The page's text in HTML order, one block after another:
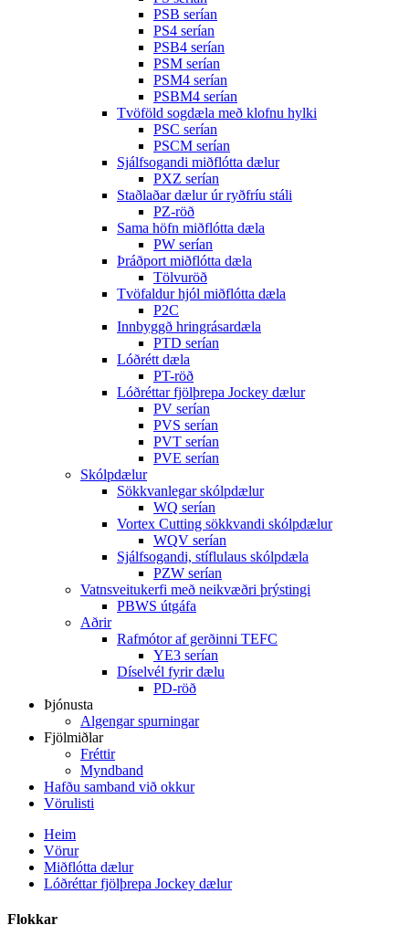
PSB serían
PS4 serían
PSB4 serían
PSM serían
PSM4 serían
PSBM4 serían
Tvöföld sogdæla með klofnu hylki
PSC serían
PSCM serían
Sjálfsogandi miðflótta dælur
PXZ serían
Staðlaðar dælur úr ryðfríu stáli
PZ-röð
Sama höfn miðflótta dæla
PW serían
Þráðport miðflótta dæla
Tölvuröð
Tvöfaldur hjól miðflótta dæla
P2C
Innbyggð hringrásardæla
PTD serían
Lóðrétt dæla
PT-röð
Lóðréttar fjölþrepa Jockey dælur
PV serían
PVS serían
PVT serían
PVE serían
Skólpdælur
Sökkvanlegar skólpdælur
WQ serían
Vortex Cutting sökkvandi skólpdælur
WQV serían
Sjálfsogandi, stíflulaus skólpdæla
PZW serían
Vatnsveitukerfi með neikvæðri þrýstingi
PBWS útgáfa
Aðrir
Rafmótor af gerðinni TEFC
YE3 serían
Díselvél fyrir dælu
PD-röð
Þjónusta
Algengar spurningar
Fjölmiðlar
Fréttir
Myndband
Hafðu samband við okkur
Vörulisti
Heim
Vörur
Miðflótta dælur
Lóðréttar fjölþrepa Jockey dælur
Flokkar